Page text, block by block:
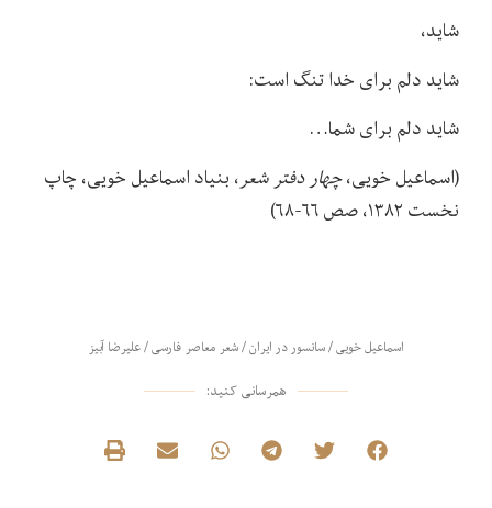
شاید،
شاید دلم برای خدا تنگ است:
شاید دلم برای شما…
(اسماعیل خویی،چهار دفتر شعر، بنیاد اسماعیل خویی، چاپ
نخست ۱۳۸۲، صص ۶۶-۶۸)
اسماعیل خویی/سانسور در ایران/شعر معاصر فارسی/علیرضا آبیز
همرسانی کنید: